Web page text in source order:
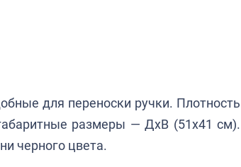
для переноски ручки. Плотность
размеры — ДхВ (51х41 см).
черного цвета.